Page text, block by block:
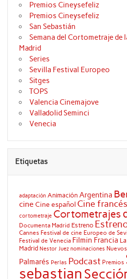
Premios Cineysefeliz
Premios Cineysefeliz
San Sebastián
Semana del Cortometraje de
Madrid
Series
Sevilla Festival Europeo
Sitges
TOPS
Valencia Cinemajove
Valladolid Seminci
Venecia
Etiquetas
adaptación AnimaciónArgentina
cine Cine español Cine francés
cortometraje Cortometrajes
Documenta Madrid Estreno
Cannes Festival de cine Europeo de
Festival de Venecia Filmin Francia
Madrid Nestor Juez nominaciones
Palmarés Perlas Podcast Premios
sebastian